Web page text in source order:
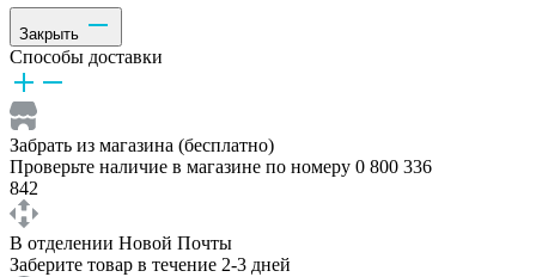
Закрыть
Способы доставки
Забрать из магазина (бесплатно)
Проверьте наличие в магазине по номеру 0 800 336
842
В отделении Новой Почты
Заберите товар в течение 2-3 дней